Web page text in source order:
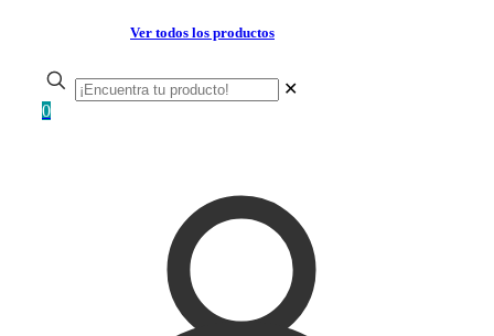
Ver todos los productos
✕
0